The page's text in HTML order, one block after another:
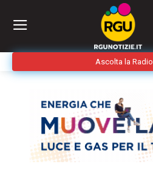
Ascolta la Radio